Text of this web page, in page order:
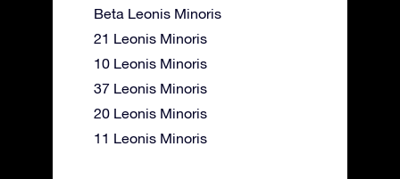
Beta Leonis Minoris
21 Leonis Minoris
10 Leonis Minoris
37 Leonis Minoris
20 Leonis Minoris
11 Leonis Minoris